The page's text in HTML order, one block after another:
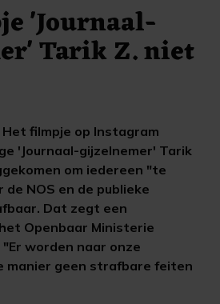
'Journaal-
Tarik Z. niet
Het filmpje op Instagram
'Journaal-gijzelnemer' Tarik
om iedereen "te
NOS en de publieke
Dat zegt een
Openbaar Ministerie
worden naar onze
manier geen strafbare feiten